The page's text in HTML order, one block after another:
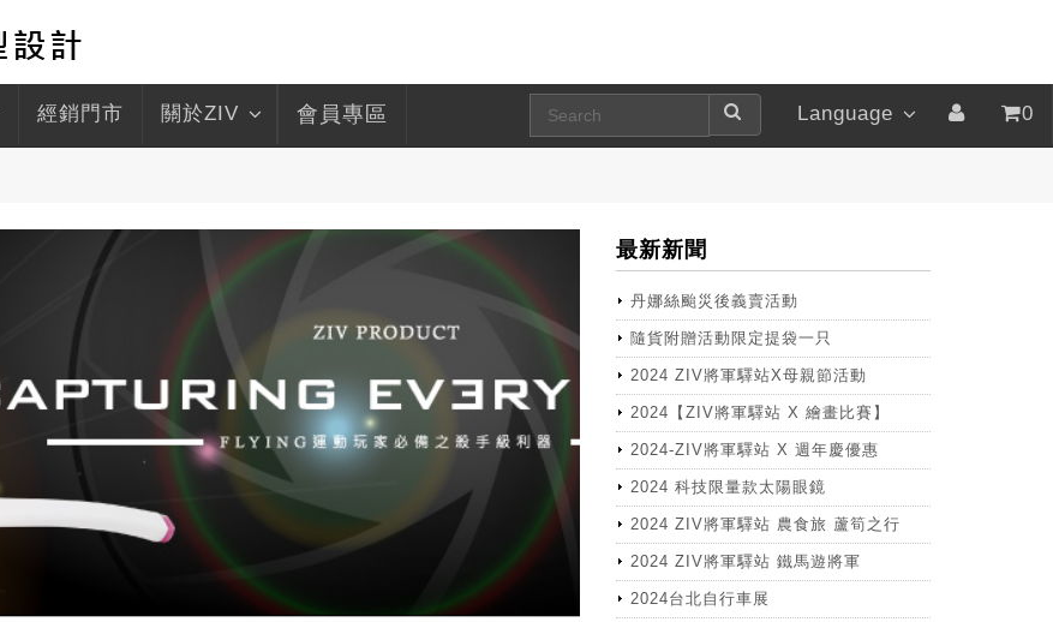
經銷門市 關於ZIV 會員專區 Language 0
最新新聞
丹娜絲颱災後義賣活動
隨貨附贈活動限定提袋一只
2024 ZIV將軍驛站X母親節活動
2024【ZIV將軍驛站 X 繪畫比賽】
2024-ZIV將軍驛站 X 週年慶優惠
2024 科技限量款太陽眼鏡
2024 ZIV將軍驛站 農食旅 蘆筍之行
2024 ZIV將軍驛站 鐵馬遊將軍
2024台北自行車展